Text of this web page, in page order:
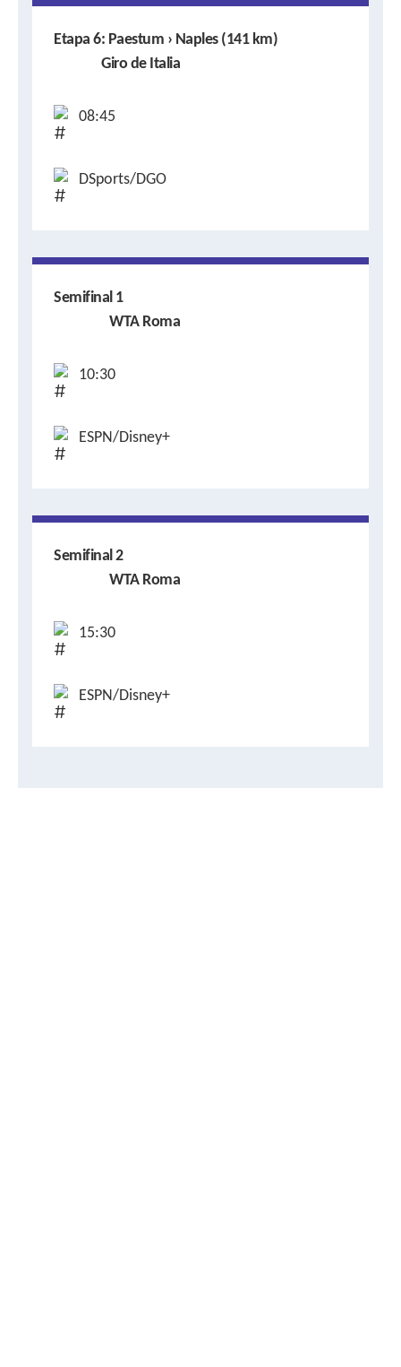
Etapa 6: Paestum › Naples (141 km)
Giro de Italia
08:45
DSports/DGO
Semifinal 1
WTA Roma
10:30
ESPN/Disney+
Semifinal 2
WTA Roma
15:30
ESPN/Disney+